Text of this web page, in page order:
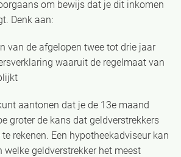
om bewijs dat je dit inkomen
Denk aan:
van de afgelopen twee tot drie jaar
waaruit de regelmaat van
aantonen dat je de 13e maand
groter de kans dat geldverstrekkers
rekenen. Een hypotheekadviseur kan
welke geldverstrekker het meest